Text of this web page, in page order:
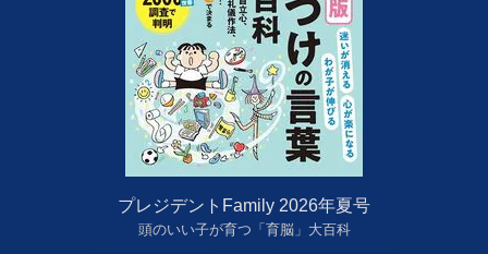
プレジデントFamily 2026年夏号
頭のいい子が育つ「育脳」大百科